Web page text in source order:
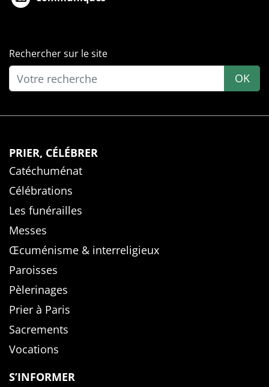
Rechercher sur le site
OK
PRIER, CÉLÉBRER
Catéchuménat
Célébrations
Les funérailles
Messes
Œcuménisme & interreligieux
Paroisses
Pèlerinages
Prier à Paris
Sacrements
Vocations
S’INFORMER